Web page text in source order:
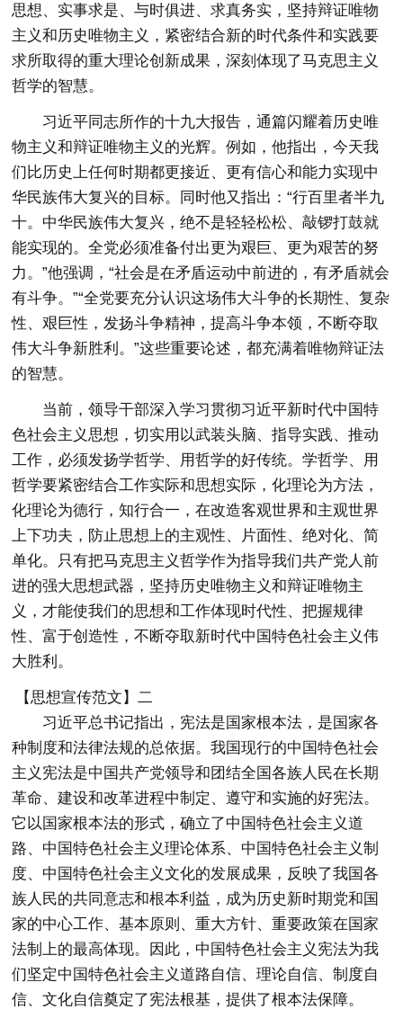
思想、实事求是、与时俱进、求真务实，坚持辩证唯物
主义和历史唯物主义，紧密结合新的时代条件和实践要
求所取得的重大理论创新成果，深刻体现了马克思主义
哲学的智慧。
习近平同志所作的十九大报告，通篇闪耀着历史唯
物主义和辩证唯物主义的光辉。例如，他指出，今天我
们比历史上任何时期都更接近、更有信心和能力实现中
华民族伟大复兴的目标。同时他又指出：“行百里者半九
十。中华民族伟大复兴，绝不是轻轻松松、敲锣打鼓就
能实现的。全党必须准备付出更为艰巨、更为艰苦的努
力。”他强调，“社会是在矛盾运动中前进的，有矛盾就会
有斗争。”“全党要充分认识这场伟大斗争的长期性、复杂
性、艰巨性，发扬斗争精神，提高斗争本领，不断夺取
伟大斗争新胜利。”这些重要论述，都充满着唯物辩证法
的智慧。
当前，领导干部深入学习贯彻习近平新时代中国特
色社会主义思想，切实用以武装头脑、指导实践、推动
工作，必须发扬学哲学、用哲学的好传统。学哲学、用
哲学要紧密结合工作实际和思想实际，化理论为方法，
化理论为德行，知行合一，在改造客观世界和主观世界
上下功夫，防止思想上的主观性、片面性、绝对化、简
单化。只有把马克思主义哲学作为指导我们共产党人前
进的强大思想武器，坚持历史唯物主义和辩证唯物主
义，才能使我们的思想和工作体现时代性、把握规律
性、富于创造性，不断夺取新时代中国特色社会主义伟
大胜利。
【思想宣传范文】二
习近平总书记指出，宪法是国家根本法，是国家各
种制度和法律法规的总依据。我国现行的中国特色社会
主义宪法是中国共产党领导和团结全国各族人民在长期
革命、建设和改革进程中制定、遵守和实施的好宪法。
它以国家根本法的形式，确立了中国特色社会主义道
路、中国特色社会主义理论体系、中国特色社会主义制
度、中国特色社会主义文化的发展成果，反映了我国各
族人民的共同意志和根本利益，成为历史新时期党和国
家的中心工作、基本原则、重大方针、重要政策在国家
法制上的最高体现。因此，中国特色社会主义宪法为我
们坚定中国特色社会主义道路自信、理论自信、制度自
信、文化自信奠定了宪法根基，提供了根本法保障。